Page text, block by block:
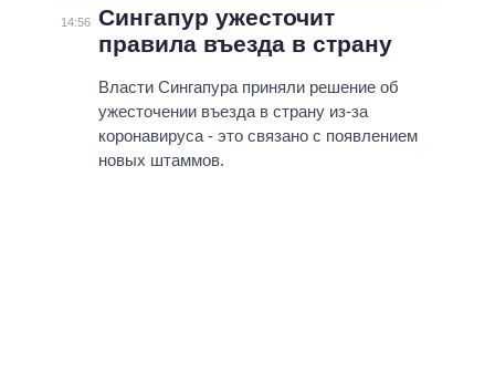
14:56 Сингапур ужесточит
правила въезда в страну
Власти Сингапура приняли решение об
ужесточении въезда в страну из-за
коронавируса - это связано с появлением
новых штаммов.